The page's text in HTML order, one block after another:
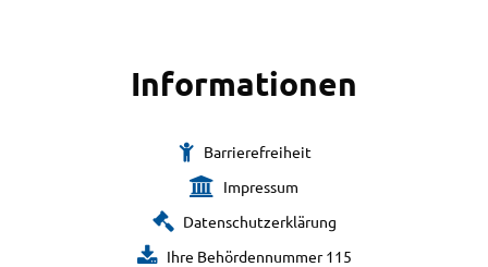
Informationen
Barrierefreiheit
Impressum
Datenschutzerklärung
Ihre Behördennummer 115